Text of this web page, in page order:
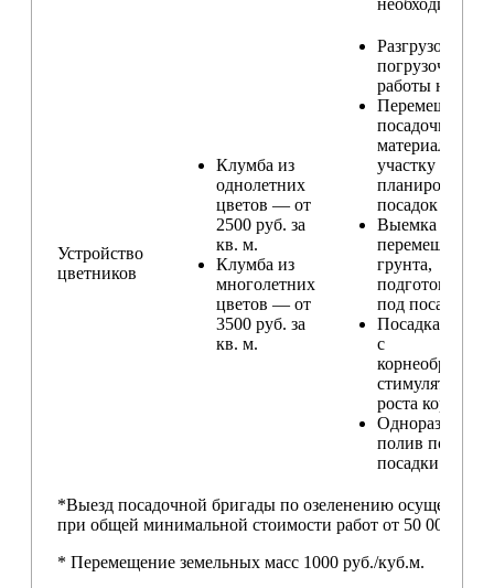
Устройство
цветников
Клумба из
однолетних
цветов — от
2500 руб. за
кв. м.
Клумба из
многолетних
цветов — от
3500 руб. за
кв. м.
Разгрузо-
погрузочные
работы на
Перемещение
посадочного
материала по
участку и
планирование
посадок
Выемка и
перемещение
грунта,
подготовка
под посадку
Посадка
с
стимулятором
роста корней
Одноразовый
полив после
посадки
*Выезд посадочной бригады по озеленению
при общей минимальной стоимости работ от 50 000,00
* Перемещение земельных масс 1000 руб./куб.м.